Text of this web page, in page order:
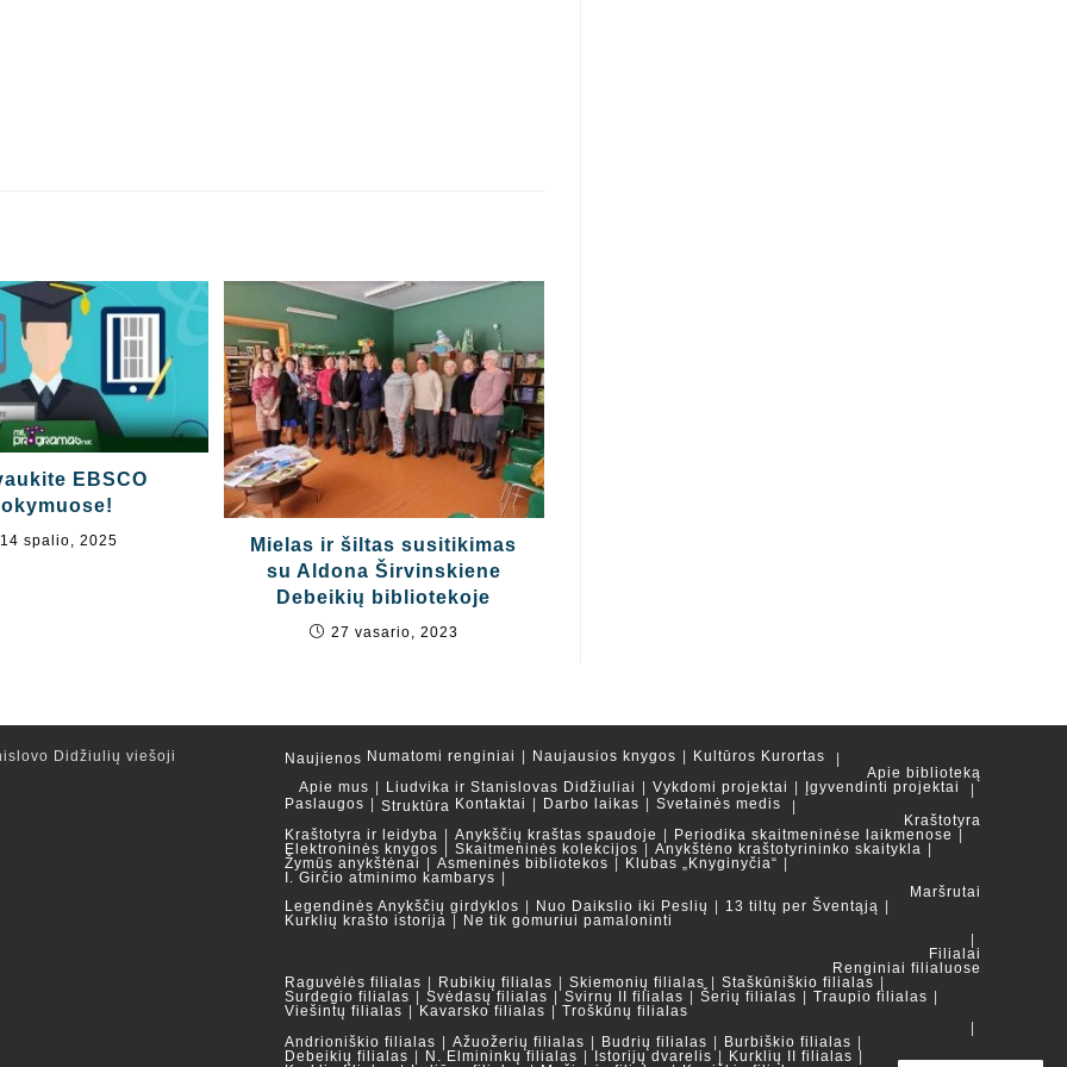
EBSCO
14 spalio, 2025
Mielas ir šiltas susitikimas
su Aldona Širvinskiene
Debeikių bibliotekoje
27 vasario, 2023
Naujienos Numatomi renginiai Naujausios knygos
Kultūros Kurortas
Apie biblioteką
Apie mus
Liudvika ir Stanislovas Didžiuliai Vykdomi projektai
Įgyvendinti projektai
Paslaugos
Struktūra Kontaktai Darbo laikas
Svetainės medis
Kraštotyra
Kraštotyra ir leidyba
Anykščių kraštas spaudoje
Periodika skaitmeninėse laikmenose
Elektroninės knygos
Skaitmeninės kolekcijos
Anykštėno kraštotyrininko skaitykla
Žymūs anykštėnai
Asmeninės bibliotekos
Klubas „Knyginyčia“
I. Girčio atminimo kambarys
Maršrutai
Legendinės Anykščių girdyklos
Nuo Daikslio iki Peslių
13 tiltų per Šventąją
Kurklių krašto istorija
Ne tik gomuriui pamaloninti
Filialai
Renginiai filialuose
Raguvėlės filialas
Rubikių filialas Skiemonių filialas
Staškūniškio filialas
Surdegio filialas
Svėdasų filialas Svirnų II filialas Šerių filialas
Traupio filialas
Viešintų filialas
Kavarsko filialas
Troškūnų filialas
Andrioniškio filialas
Ažuožerių filialas Budrių filialas
Burbiškio filialas
Debeikių filialas
N. Elmininkų filialas Istorijų dvarelis
Kurklių II filialas
Didžiulių viešoji